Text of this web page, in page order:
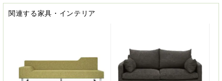
関連する家具・インテリア